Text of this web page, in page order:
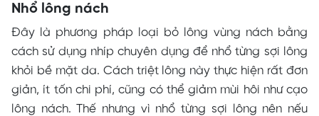
Nhổ lông nách
Đây là phương pháp loại bỏ lông vùng nách bằng
cách sử dụng nhíp chuyên dụng để nhổ từng sợi lông
khỏi bề mặt da. Cách triệt lông này thực hiện rất đơn
giản, ít tốn chi phí, cũng có thể giảm mùi hôi như cạo
lông nách. Thế nhưng vì nhổ từng sợi lông nên nếu